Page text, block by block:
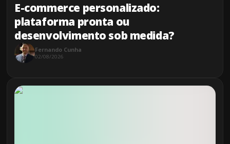
E-commerce personalizado:
plataforma pronta ou
desenvolvimento sob medida?
Fernando Cunha
02/08/2026